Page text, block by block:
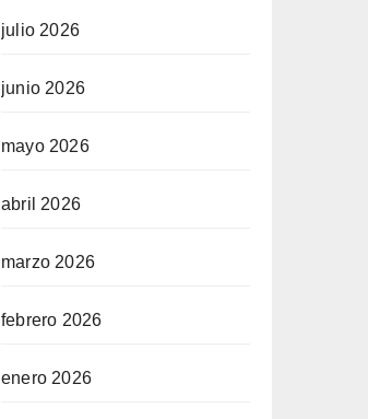
julio 2026
junio 2026
mayo 2026
abril 2026
marzo 2026
febrero 2026
enero 2026